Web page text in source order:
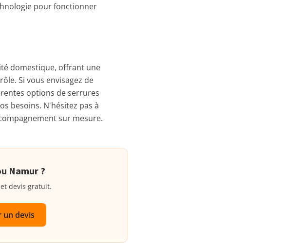
pour fonctionner
domestique, offrant une
Si vous envisagez de
options de serrures
besoins. N'hésitez pas à
sur mesure.
Namur ?
devis gratuit.
un devis